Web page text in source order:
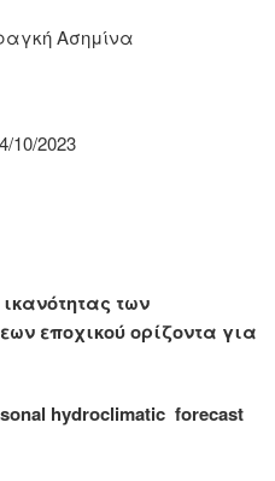
Ασημίνα
10/2023
των
εποχικού ορίζοντα για
hydroclimatic forecast